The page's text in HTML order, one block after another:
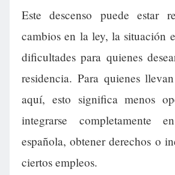
Este descenso puede estar
cambios en la ley, la situación
dificultades para quienes
residencia. Para quienes
aquí, esto significa menos
integrarse completamente
española, obtener derechos o
ciertos empleos.